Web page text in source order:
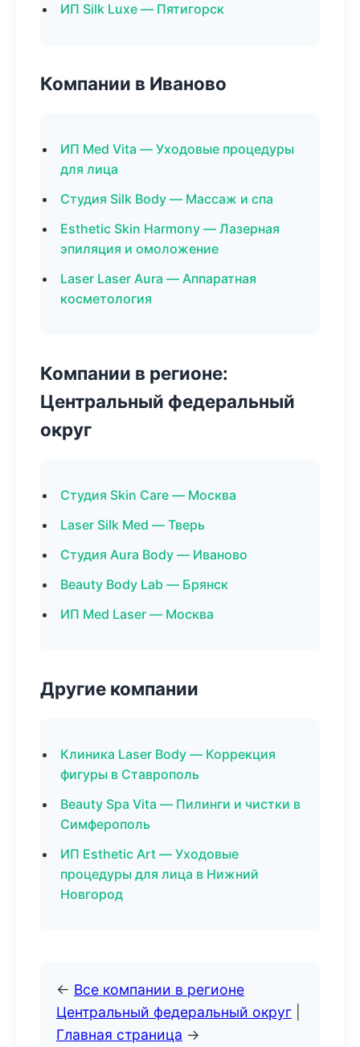
ИП Silk Luxe — Пятигорск
Компании в Иваново
ИП Med Vita — Уходовые процедуры
для лица
Студия Silk Body — Массаж и спа
Esthetic Skin Harmony — Лазерная
эпиляция и омоложение
Laser Laser Aura — Аппаратная
косметология
Компании в регионе:
Центральный федеральный
округ
Студия Skin Care — Москва
Laser Silk Med — Тверь
Студия Aura Body — Иваново
Beauty Body Lab — Брянск
ИП Med Laser — Москва
Другие компании
Клиника Laser Body — Коррекция
фигуры в Ставрополь
Beauty Spa Vita — Пилинги и чистки в
Симферополь
ИП Esthetic Art — Уходовые
процедуры для лица в Нижний
Новгород
← Все компании в регионе
Центральный федеральный округ
Главная страница →